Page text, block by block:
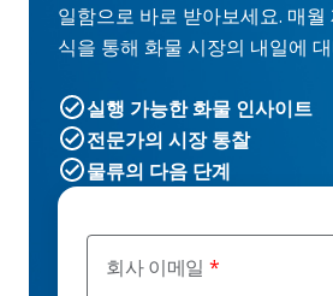
회사 이메일
일함으로 바로 받아보세요. 매
식을 통해 화물 시장의 내일에
실행 가능한 화물 인사이트
전문가의 시장 통찰
물류의 다음 단계